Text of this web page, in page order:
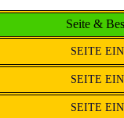
Seite &
SEITE
SEITE
SEITE